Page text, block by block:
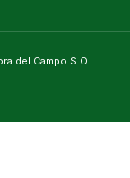
del Campo S.O.